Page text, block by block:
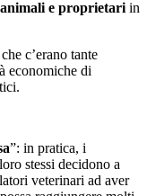
animali e proprietari in
c’erano tante
economiche di
”: in pratica, i
stessi decidono a
veterinari ad aver